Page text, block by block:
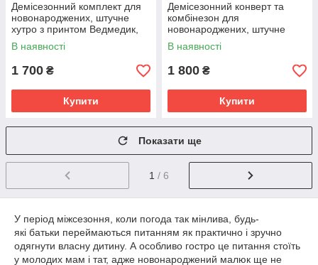
Демісезонний комплект для
новонароджених, штучне
хутро з принтом Ведмедик,
бежевий
В наявності
1 700 ₴
Купити
Демісезонний конверт та
комбінезон для
новонароджених, штучне
хутро кролик сірий
В наявності
1 800 ₴
Купити
Показати ще
1 / 6
У період міжсезоння, коли погода так мінлива, будь-
які батьки переймаються питанням як практично і зручно
одягнути власну дитину. А особливо гостро це питання стоїть
у молодих мам і тат, адже новонароджений малюк ще не